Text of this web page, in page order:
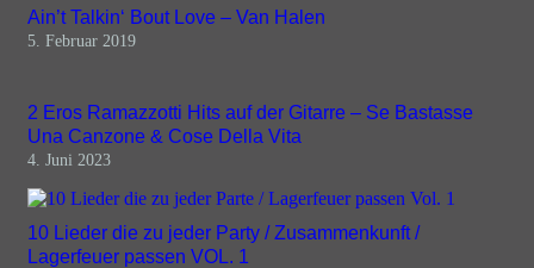
Ain’t Talkin‘ Bout Love – Van Halen
5. Februar 2019
2 Eros Ramazzotti Hits auf der Gitarre – Se Bastasse
Una Canzone & Cose Della Vita
4. Juni 2023
10 Lieder die zu jeder Party / Zusammenkunft /
Lagerfeuer passen VOL. 1